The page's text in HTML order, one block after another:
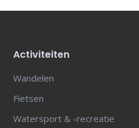
Activiteiten
Wandelen
Fietsen
Watersport & -recreatie